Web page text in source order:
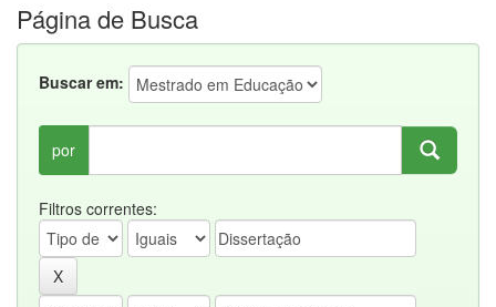
Página de Busca
Buscar em:
por
Filtros correntes: